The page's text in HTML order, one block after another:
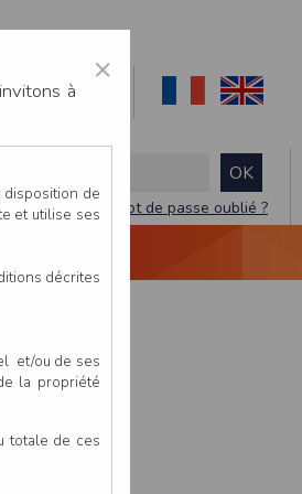
Mot de passe oublié ?
×
à
de
et utilise ses
décrites
et/ou de ses
la propriété
totale de ces